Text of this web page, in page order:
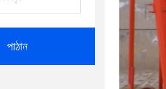
পাঠান